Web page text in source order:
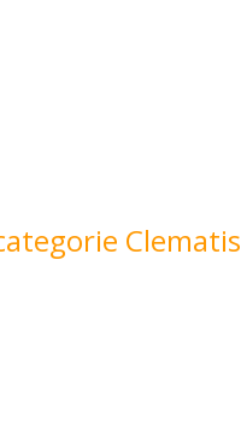
Clematis